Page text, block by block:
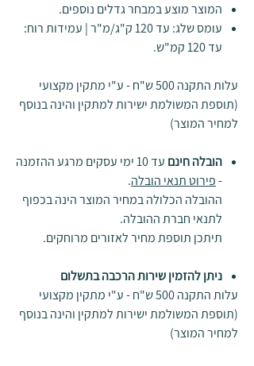
המוצר מוצע במבחר גדלים נוספים.
עומס שלג: עד 120 ק"ג/מ"ר | עמידות רוח:
עד 120 קמ"ש.
עלות התקנה 500 ש"ח - ע"י מתקין מקצועי
(תוספת המשולמת ישירות למתקין והינה בנוסף
למחיר המוצר)
הובלה חינם
עד 10 ימי עסקים מרגע ההזמנה
-פירוט תנאי הובלה.
ההובלה הכלולה במחיר המוצר הינה בכפוף
לתנאי חברת ההובלה.
תיתכן תוספת מחיר לאזורים מרוחקים.
ניתן להזמין שירות הרכבה בתשלום
עלות התקנה 500 ש"ח - ע"י מתקין מקצועי
(תוספת המשולמת ישירות למתקין והינה בנוסף
למחיר המוצר)